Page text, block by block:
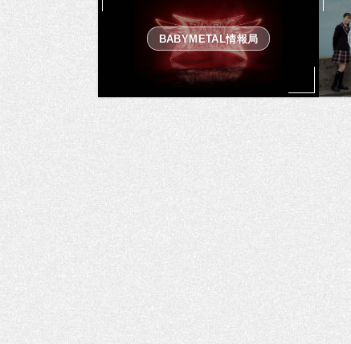
BABYMETAL情報局